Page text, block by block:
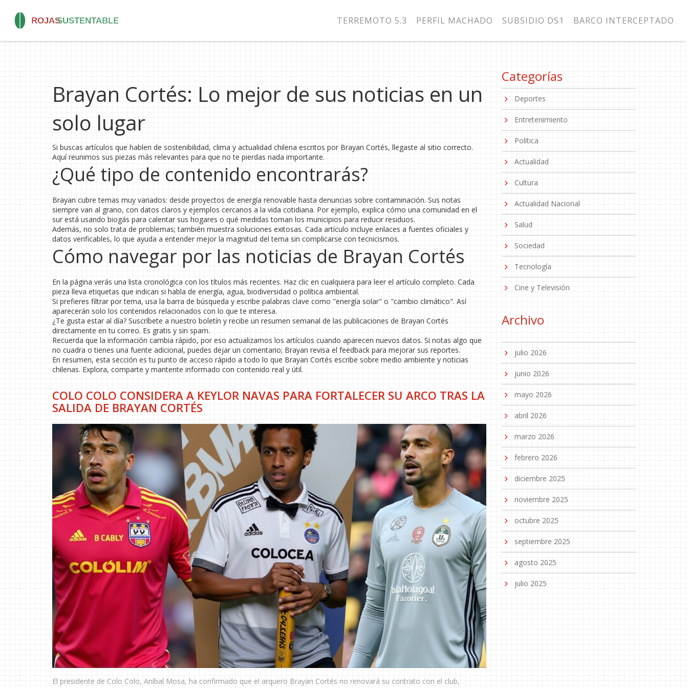
TERREMOTO 5.3 PERFIL MACHADO SUBSIDIO DS1 BARCO INTERCEPTADO
Brayan Cortés: Lo mejor de sus noticias en un
solo lugar
Si buscas artículos que hablen de sostenibilidad, clima y actualidad chilena escritos por Brayan Cortés, llegaste al sitio correcto.
Aquí reunimos sus piezas más relevantes para que no te pierdas nada importante.
¿Qué tipo de contenido encontrarás?
Brayan cubre temas muy variados: desde proyectos de energía renovable hasta denuncias sobre contaminación. Sus notas
siempre van al grano, con datos claros y ejemplos cercanos a la vida cotidiana. Por ejemplo, explica cómo una comunidad en el
sur está usando biogás para calentar sus hogares o qué medidas toman los municipios para reducir residuos.
Además, no solo trata de problemas; también muestra soluciones exitosas. Cada artículo incluye enlaces a fuentes oficiales y
datos verificables, lo que ayuda a entender mejor la magnitud del tema sin complicarse con tecnicismos.
Cómo navegar por las noticias de Brayan Cortés
En la página verás una lista cronológica con los títulos más recientes. Haz clic en cualquiera para leer el artículo completo. Cada
pieza lleva etiquetas que indican si habla de energía, agua, biodiversidad o política ambiental.
Si prefieres filtrar por tema, usa la barra de búsqueda y escribe palabras clave como "energía solar" o "cambio climático". Así
aparecerán solo los contenidos relacionados con lo que te interesa.
¿Te gusta estar al día? Suscríbete a nuestro boletín y recibe un resumen semanal de las publicaciones de Brayan Cortés
directamente en tu correo. Es gratis y sin spam.
Recuerda que la información cambia rápido, por eso actualizamos los artículos cuando aparecen nuevos datos. Si notas algo que
no cuadra o tienes una fuente adicional, puedes dejar un comentario; Brayan revisa el feedback para mejorar sus reportes.
En resumen, esta sección es tu punto de acceso rápido a todo lo que Brayan Cortés escribe sobre medio ambiente y noticias
chilenas. Explora, comparte y mantente informado con contenido real y útil.
COLO COLO CONSIDERA A KEYLOR NAVAS PARA FORTALECER SU ARCO TRAS LA
SALIDA DE BRAYAN CORTÉS
El presidente de Colo Colo, Aníbal Mosa, ha confirmado que el arquero Brayan Cortés no renovará su contrato con el club,
Categorías
Deportes
Entretenimiento
Política
Actualidad
Cultura
Actualidad Nacional
Salud
Sociedad
Tecnología
Cine y Televisión
Archivo
julio 2026
junio 2026
mayo 2026
abril 2026
marzo 2026
febrero 2026
diciembre 2025
noviembre 2025
octubre 2025
septiembre 2025
agosto 2025
julio 2025